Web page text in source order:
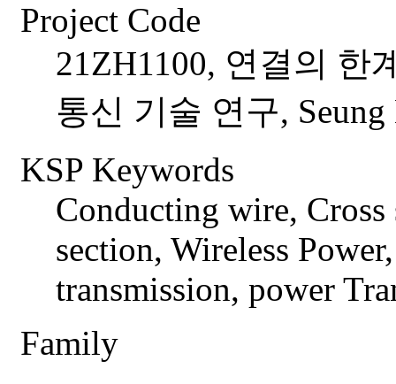
Project Code
21ZH1100, 연결의 한
통신 기술 연구, Seung
KSP Keywords
Conducting wire, Cross
section, Wireless
transmission, power
Family